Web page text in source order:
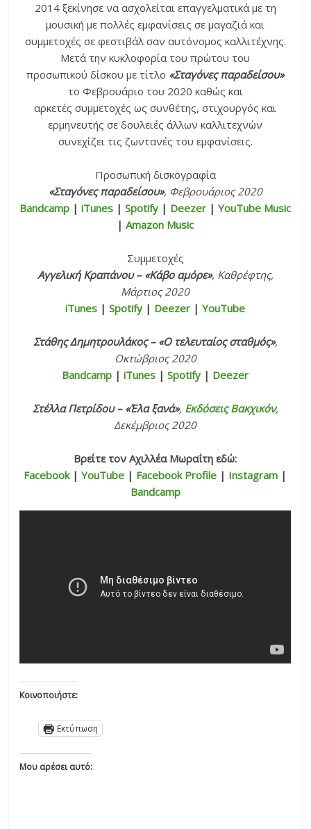
2014 ξεκίνησε να ασχολείται επαγγελματικά με τη
μουσική με πολλές εμφανίσεις σε μαγαζιά και
συμμετοχές σε φεστιβάλ σαν αυτόνομος καλλιτέχνης.
Μετά την κυκλοφορία του πρώτου του
προσωπικού δίσκου με τίτλο «Σταγόνες παραδείσου»
το Φεβρουάριο του 2020 καθώς και
αρκετές συμμετοχές ως συνθέτης, στιχουργός και
ερμηνευτής σε δουλειές άλλων καλλιτεχνών
συνεχίζει τις ζωντανές του εμφανίσεις.
Προσωπική δισκογραφία
«Σταγόνες παραδείσου», Φεβρουάριος 2020
Bandcamp |iTunes |Spotify | Deezer |YouTube Music
|Amazon Music
Συμμετοχές
Αγγελική Κραπάνου – «Κάβο αμόρε», Καθρέφτης,
Μάρτιος 2020
iTunes |Spotify | Deezer |YouTube
Στάθης Δημητρουλάκος – «Ο τελευταίος σταθμός»,
Οκτώβριος 2020
Bandcamp |iTunes |Spotify | Deezer
Στέλλα Πετρίδου – «Έλα ξανά», Εκδόσεις Βακχικόν,
Δεκέμβριος 2020
Βρείτε τον Αχιλλέα Μωραΐτη εδώ:
Facebook|YouTube | Facebook Profile | Instagram |
Bandcamp
Κοινοποιήστε:
Εκτύπωση
Μου αρέσει αυτό: